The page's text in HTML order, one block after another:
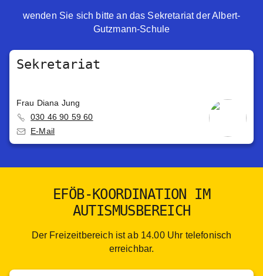
wenden Sie sich bitte an das Sekretariat der Albert-
Gutzmann-Schule
Sekretariat
Frau Diana Jung
030 46 90 59 60
E-Mail
EFÖB-KOORDINATION IM
AUTISMUSBEREICH
Der Freizeitbereich ist ab 14.00 Uhr telefonisch
erreichbar.